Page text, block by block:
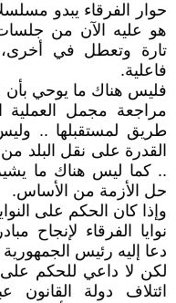
حوار الفرقاء يبدو
هو عليه الآن من
تارة وتعطل في
فاعلية.
فليس هناك ما يوحي بأن
مراجعة مجمل العملية
طريق لمستقبلها ..
القدرة على نقل البلد من
.. كما ليس هناك ما
حل الأزمة من الأساس.
وإذا كان الحكم على
نوايا الفرقاء لإنجاح
دعا إليه رئيس الجمهورية
لكن لا داعي للحكم على
ائتلاف دولة